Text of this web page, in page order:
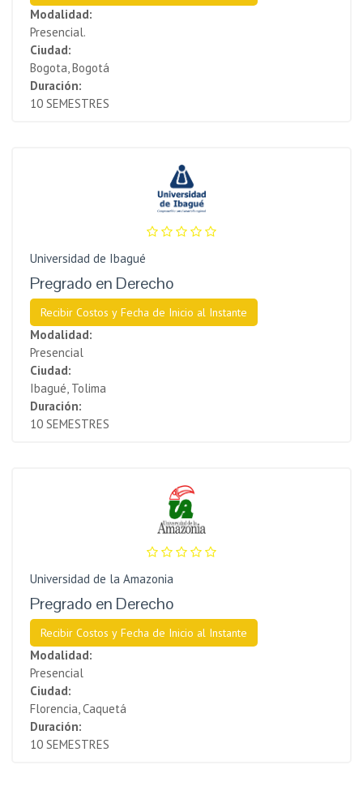
Modalidad:
Presencial.
Ciudad:
Bogota, Bogotá
Duración:
10 SEMESTRES
Universidad de Ibagué
Pregrado en Derecho
Recibir Costos y Fecha de Inicio al Instante
Modalidad:
Presencial
Ciudad:
Ibagué, Tolima
Duración:
10 SEMESTRES
Universidad de la Amazonia
Pregrado en Derecho
Recibir Costos y Fecha de Inicio al Instante
Modalidad:
Presencial
Ciudad:
Florencia, Caquetá
Duración:
10 SEMESTRES